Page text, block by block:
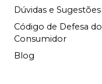
Dúvidas e Sugestões
Código de Defesa do
Consumidor
Blog